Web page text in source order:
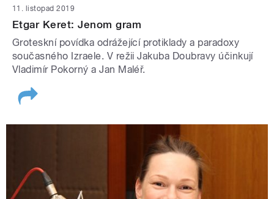
11. listopad 2019
Etgar Keret: Jenom gram
Groteskní povídka odrážející protiklady a paradoxy
současného Izraele. V režii Jakuba Doubravy účinkují
Vladimír Pokorný a Jan Maléř.